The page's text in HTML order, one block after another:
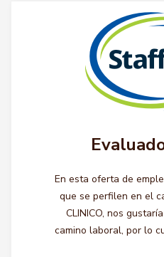
En esta oferta de
que se perfilen en el
CLINICO, nos
camino laboral, por lo